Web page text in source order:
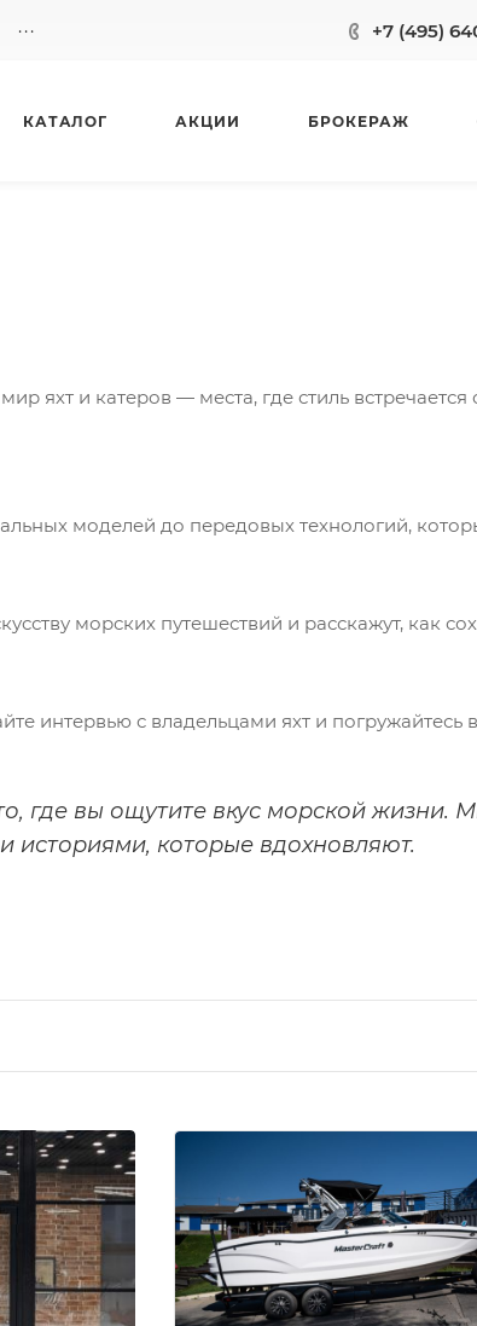
... +7 (495)
КАТАЛОГ АКЦИИ БРОКЕРАЖ
яхт и катеров — места, где стиль
моделей до передовых технологий,
морских путешествий и расскажут, как
интервью с владельцами яхт и
где вы ощутите вкус морской жизни.
историями, которые вдохновляют.